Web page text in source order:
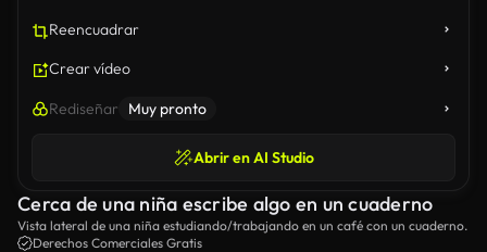
Reencuadrar
Crear vídeo
Rediseñar Muy pronto
Abrir en AI Studio
Cerca de una niña escribe algo en un cuaderno
Vista lateral de una niña estudiando/trabajando en un café con un cuaderno.
Derechos Comerciales Gratis